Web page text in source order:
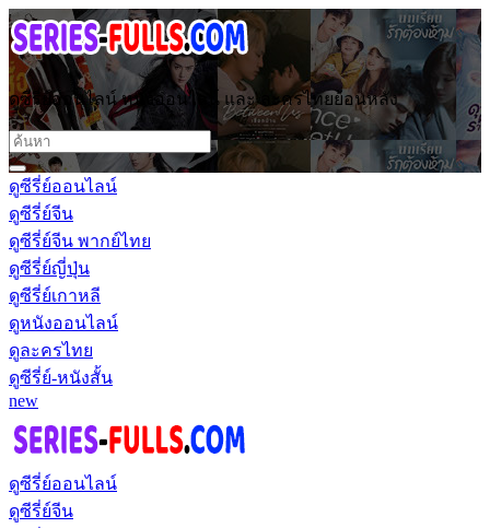
ดูซีรี่ย์ออนไลน์ หนังออนไลน์ และ ละครไทยย้อนหลัง
ดูซีรี่ย์ออนไลน์
ดูซีรี่ย์จีน
ดูซีรี่ย์จีน พากย์ไทย
ดูซีรี่ย์ญี่ปุ่น
ดูซีรี่ย์เกาหลี
ดูหนังออนไลน์
ดูละครไทย
ดูซีรี่ย์-หนังสั้น
new
ดูซีรี่ย์ออนไลน์
ดูซีรี่ย์จีน